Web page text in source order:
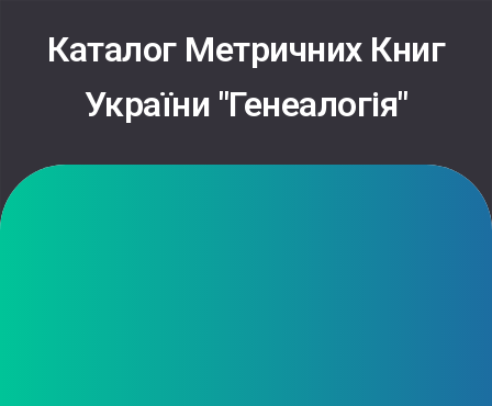
contentКаталог Метричних Книг
України "Генеалогія"